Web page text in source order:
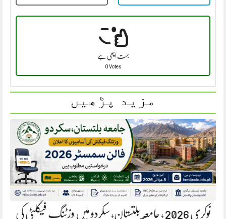
بہت اچھی ہے
0 Votes
مزید پڑھیں
نوکری 2026 ، جامعہ بلتستان، سکردو میں وزٹنگ فیکلٹی کی